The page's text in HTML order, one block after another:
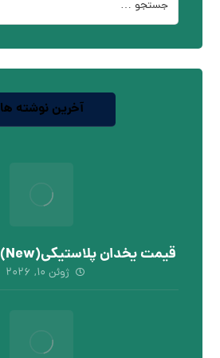
آخرین نوشته ها
قیمت یخدان پلاستیکی(New) در بازار + جدول
ژوئن ۱۰, ۲۰۲۶